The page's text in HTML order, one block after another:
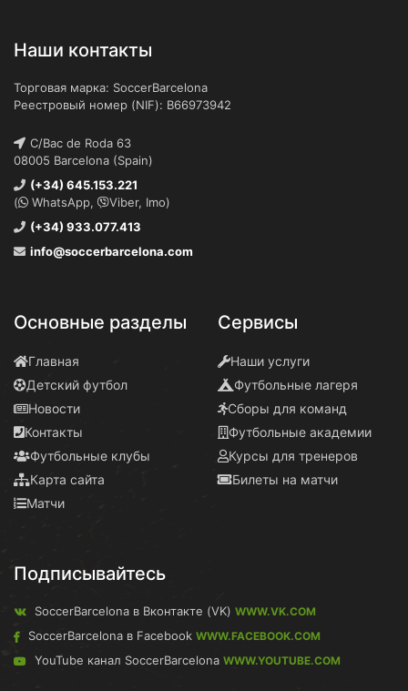
Наши контакты
Торговая марка: SoccerBarcelona
Реестровый номер (NIF): B66973942
C/Bac de Roda 63
08005 Barcelona (Spain)
(+34) 645.153.221
(
WhatsApp,
Viber, Imo)
(+34) 933.077.413
info@soccerbarcelona.com
Основные разделы
Главная
Детский футбол
Новости
Контакты
Футбольные клубы
Карта сайта
Матчи
Сервисы
Наши услуги
Футбольные лагеря
Сборы для команд
Футбольные академии
Курсы для тренеров
Билеты на матчи
Подписывайтесь
SoccerBarcelona в Вконтакте (VK) WWW.VK.COM
SoccerBarcelona в Facebook WWW.FACEBOOK.COM
YouTube канал SoccerBarcelona WWW.YOUTUBE.COM